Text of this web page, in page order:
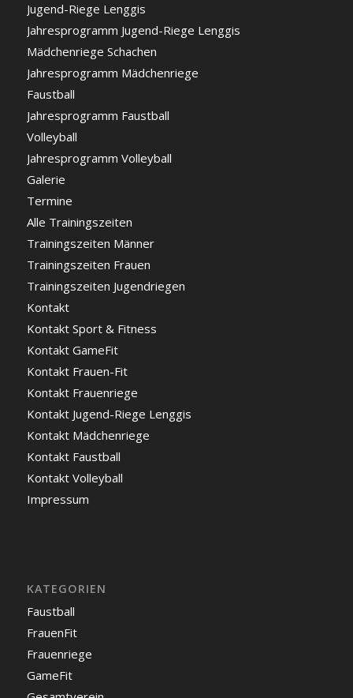
Jugend-Riege Lenggis
Jahresprogramm Jugend-Riege Lenggis
Mädchenriege Schachen
Jahresprogramm Mädchenriege
Faustball
Jahresprogramm Faustball
Volleyball
Jahresprogramm Volleyball
Galerie
Termine
Alle Trainingszeiten
Trainingszeiten Männer
Trainingszeiten Frauen
Trainingszeiten Jugendriegen
Kontakt
Kontakt Sport & Fitness
Kontakt GameFit
Kontakt Frauen-Fit
Kontakt Frauenriege
Kontakt Jugend-Riege Lenggis
Kontakt Mädchenriege
Kontakt Faustball
Kontakt Volleyball
Impressum
KATEGORIEN
Faustball
FrauenFit
Frauenriege
GameFit